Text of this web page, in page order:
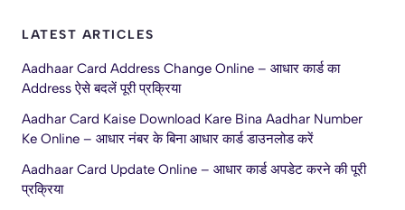
LATEST ARTICLES
Aadhaar Card Address Change Online – आधार कार्ड का
Address ऐसे बदलें पूरी प्रक्रिया
Aadhar Card Kaise Download Kare Bina Aadhar Number
Ke Online – आधार नंबर के बिना आधार कार्ड डाउनलोड करें
Aadhaar Card Update Online – आधार कार्ड अपडेट करने की पूरी
प्रक्रिया